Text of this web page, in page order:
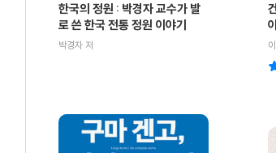
한국의 정원 : 박경자 교수가 발
로 쓴 한국 전통 정원 이야기
박경자 저